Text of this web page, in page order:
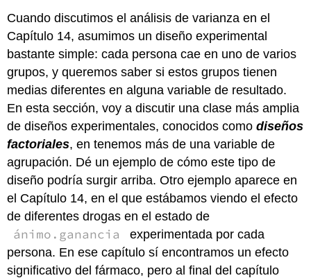
Cuando discutimos el análisis de varianza en el
Capítulo 14, asumimos un diseño experimental
bastante simple: cada persona cae en uno de varios
grupos, y queremos saber si estos grupos tienen
medias diferentes en alguna variable de resultado.
En esta sección, voy a discutir una clase más amplia
de diseños experimentales, conocidos comodiseños
factoriales, en tenemos más de una variable de
agrupación. Dé un ejemplo de cómo este tipo de
diseño podría surgir arriba. Otro ejemplo aparece en
el Capítulo 14, en el que estábamos viendo el efecto
de diferentes drogas en el estado de
ánimo.ganancia
experimentada por cada
persona. En ese capítulo sí encontramos un efecto
significativo del fármaco, pero al final del capítulo